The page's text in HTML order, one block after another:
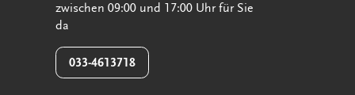
zwischen 09:00 und 17:00 Uhr für Sie
da
033-4613718